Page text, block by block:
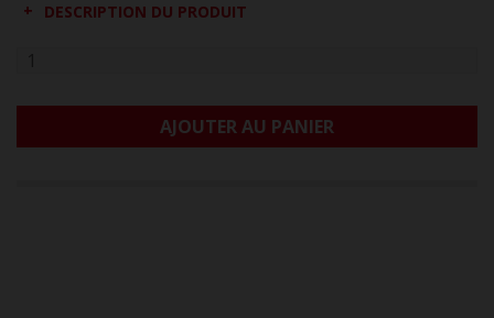
DESCRIPTION DU PRODUIT
AJOUTER AU PANIER